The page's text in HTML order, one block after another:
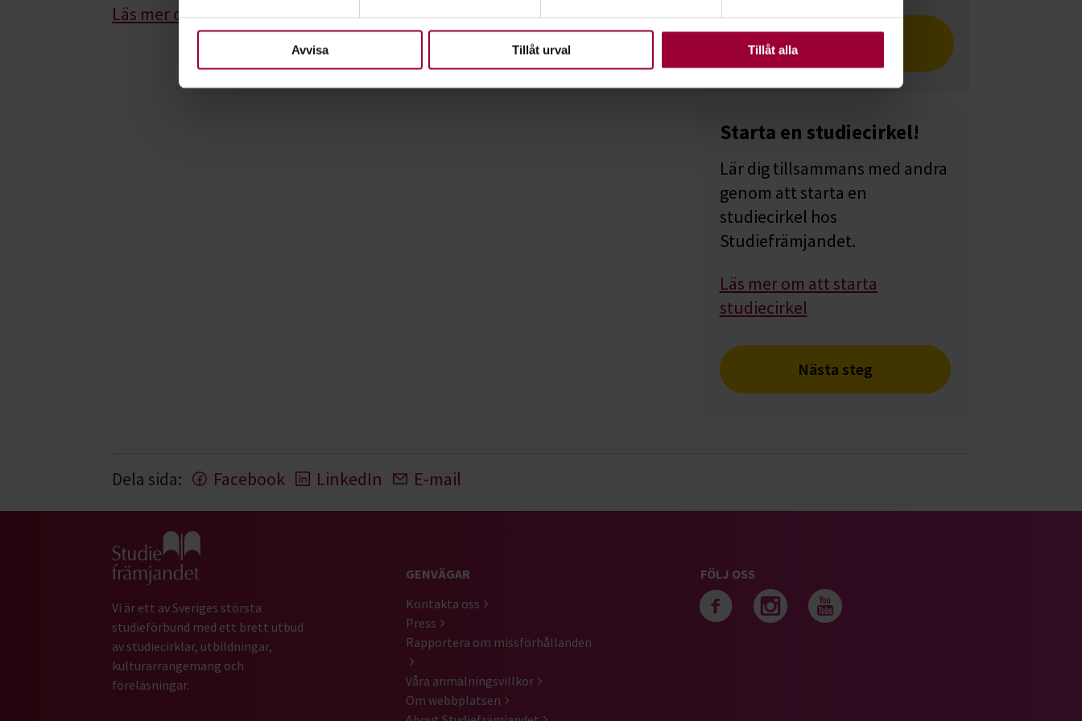
För att du ska få en så bra upplevelse som möjligt använder vi kakor (cookies) på vår webbplats. Vissa kakor är
Avvisa Tillåt urval Tillåt alla
Läs mer om vårt jämställdhetsarbete inom musiken här!
Läs om Ida i tidningen
Starta en studiecirkel!
Lär dig tillsammans med andra
genom att starta en
studiecirkel hos
Studiefrämjandet.
Läs mer om att starta
studiecirkel
Nästa steg
Dela sida: Facebook LinkedIn E-mail
Gå till studiefrämjandets startsida
Vi är ett av Sveriges största
studieförbund med ett brett utbud
av studiecirklar, utbildningar,
kulturarrangemang och
föreläsningar.
GENVÄGAR
Kontakta oss
Press
Rapportera om missförhållanden
Våra anmälningsvillkor
Om webbplatsen
FÖLJ OSS
Följ oss på facebook
Följ oss på instagram
Följ oss på youtube